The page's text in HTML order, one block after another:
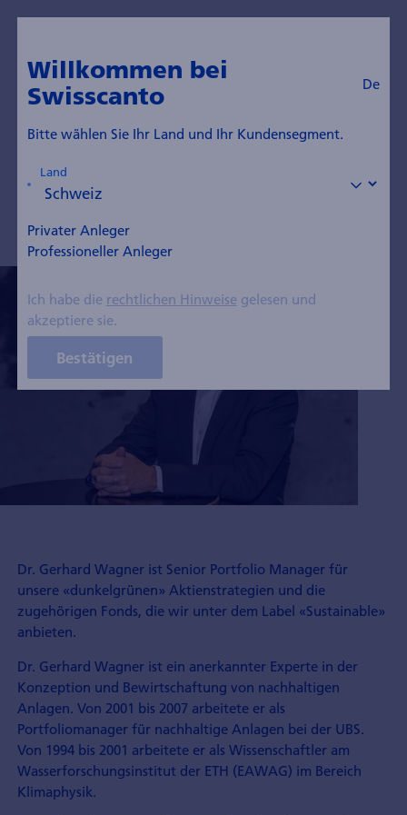
Dr. Gerhard Wagner
Dr. Gerhard Wagner ist Senior Portfolio Manager für
unsere «dunkelgrünen» Aktienstrategien und die
zugehörigen Fonds, die wir unter dem Label «Sustainable»
anbieten.
Dr. Gerhard Wagner ist ein anerkannter Experte in der
Konzeption und Bewirtschaftung von nachhaltigen
Anlagen. Von 2001 bis 2007 arbeitete er als
Portfoliomanager für nachhaltige Anlagen bei der UBS.
Von 1994 bis 2001 arbeitete er als Wissenschaftler am
Wasserforschungsinstitut der ETH (EAWAG) im Bereich
Klimaphysik.
Willkommen bei
Swisscanto
De
Bitte wählen Sie Ihr Land und Ihr Kundensegment.
Land
Privater Anleger
Professioneller Anleger
Ich habe die rechtlichen Hinweisegelesen und
akzeptiere sie.
Bestätigen